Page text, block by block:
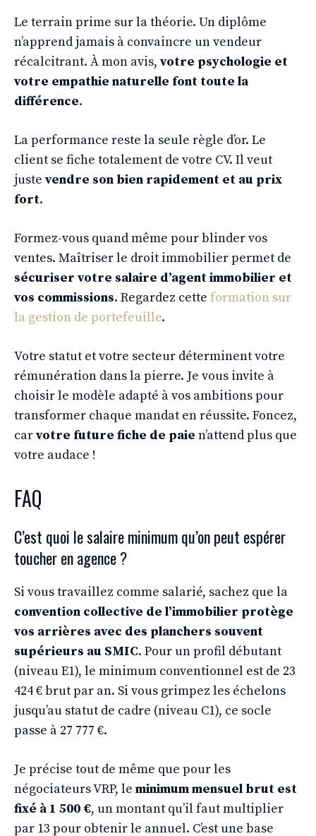
Le terrain prime sur la théorie. Un diplôme
n’apprend jamais à convaincre un vendeur
récalcitrant. À mon avis,votre psychologie et
votre empathie naturelle font toute la
différence.
La performance reste la seule règle d’or. Le
client se fiche totalement de votre CV. Il veut
justevendre son bien rapidement et au prix
fort.
Formez-vous quand même pour blinder vos
ventes. Maîtriser le droit immobilier permet de
sécuriser votre salaire d’agent immobilier et
vos commissions. Regardez cette formation sur
la gestion de portefeuille.
Votre statut et votre secteur déterminent votre
rémunération dans la pierre. Je vous invite à
choisir le modèle adapté à vos ambitions pour
transformer chaque mandat en réussite. Foncez,
carvotre future fiche de paie n’attend plus que
votre audace !
FAQ
C’est quoi le salaire minimum qu’on peut espérer
toucher en agence ?
Si vous travaillez comme salarié, sachez que la
convention collective de l’immobilier protège
vos arrières avec des planchers souvent
supérieurs au SMIC. Pour un profil débutant
(niveau E1), le minimum conventionnel est de 23
424 € brut par an. Si vous grimpez les échelons
jusqu’au statut de cadre (niveau C1), ce socle
passe à 27 777 €.
Je précise tout de même que pour les
négociateurs VRP, le minimum mensuel brut est
fixé à 1 500 €, un montant qu’il faut multiplier
par 13 pour obtenir le annuel. C’est une base